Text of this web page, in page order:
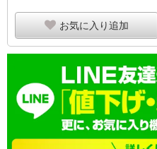
お気に入り追加